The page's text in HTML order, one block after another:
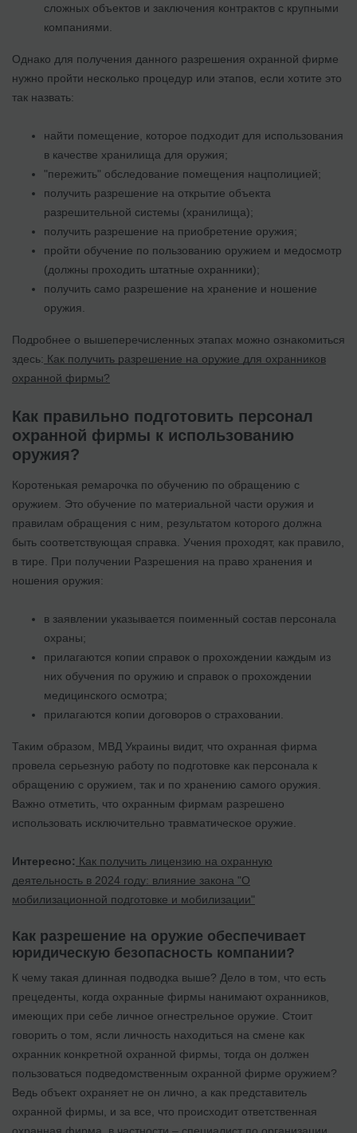
сложных объектов и заключения контрактов с крупными
компаниями.
Однако для получения данного разрешения охранной фирме
нужно пройти несколько процедур или этапов, если хотите это
так назвать:
найти помещение, которое подходит для использования
в качестве хранилища для оружия;
"пережить" обследование помещения нацполицией;
получить разрешение на открытие объекта
разрешительной системы (хранилища);
получить разрешение на приобретение оружия;
пройти обучение по пользованию оружием и медосмотр
(должны проходить штатные охранники);
получить само разрешение на хранение и ношение
оружия.
Подробнее о вышеперечисленных этапах можно ознакомиться
здесь: Как получить разрешение на оружие для охранников
охранной фирмы?
Как правильно подготовить персонал
охранной фирмы к использованию
оружия?
Коротенькая ремарочка по обучению по обращению с
оружием. Это обучение по материальной части оружия и
правилам обращения с ним, результатом которого должна
быть соответствующая справка. Учения проходят, как правило,
в тире. При получении Разрешения на право хранения и
ношения оружия:
в заявлении указывается поименный состав персонала
охраны;
прилагаются копии справок о прохождении каждым из
них обучения по оружию и справок о прохождении
медицинского осмотра;
прилагаются копии договоров о страховании.
Таким образом, МВД Украины видит, что охранная фирма
провела серьезную работу по подготовке как персонала к
обращению с оружием, так и по хранению самого оружия.
Важно отметить, что охранным фирмам разрешено
использовать исключительно травматическое оружие.
Интересно: Как получить лицензию на охранную
деятельность в 2024 году: влияние закона "О
мобилизационной подготовке и мобилизации"
Как разрешение на оружие обеспечивает
юридическую безопасность компании?
К чему такая длинная подводка выше? Дело в том, что есть
прецеденты, когда охранные фирмы нанимают охранников,
имеющих при себе личное огнестрельное оружие. Стоит
говорить о том, ясли личность находиться на смене как
охранник конкретной охранной фирмы, тогда он должен
пользоваться подведомственным охранной фирме оружием?
Ведь объект охраняет не он лично, а как представитель
охранной фирмы, и за все, что происходит ответственная
охранная фирма, в частности – специалист по организации